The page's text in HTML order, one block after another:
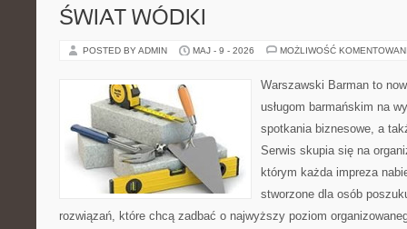
ŚWIAT WÓDKI
POSTED BY ADMIN MAJ - 9 - 2026 MOŻLIWOŚĆ
Warszawski Barman to
usługom barmańskim na
spotkania biznesowe, a
Serwis skupia się na
którym każda impreza
stworzone dla osób
rozwiązań, które chcą zadbać o najwyższy poziom